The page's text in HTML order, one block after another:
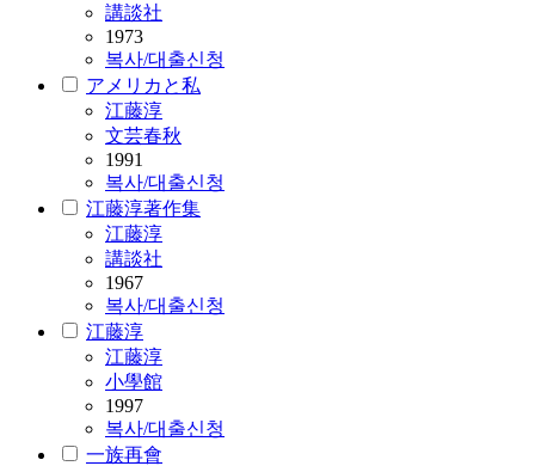
講談社
1973
복사/대출신청
アメリカと私
江藤淳
文芸春秋
1991
복사/대출신청
江藤淳著作集
江藤淳
講談社
1967
복사/대출신청
江藤淳
江藤淳
小學館
1997
복사/대출신청
一族再會